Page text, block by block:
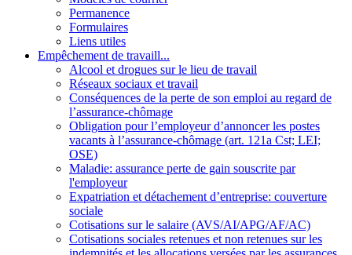
Permanence
Formulaires
Liens utiles
Empêchement de travaill...
Alcool et drogues sur le lieu de travail
Réseaux sociaux et travail
Conséquences de la perte de son emploi au regard de
l’assurance-chômage
Obligation pour l’employeur d’annoncer les postes
vacants à l’assurance-chômage (art. 121a Cst; LEI;
OSE)
Maladie: assurance perte de gain souscrite par
l'employeur
Expatriation et détachement d’entreprise: couverture
sociale
Cotisations sur le salaire (AVS/AI/APG/AF/AC)
Cotisations sociales retenues et non retenues sur les